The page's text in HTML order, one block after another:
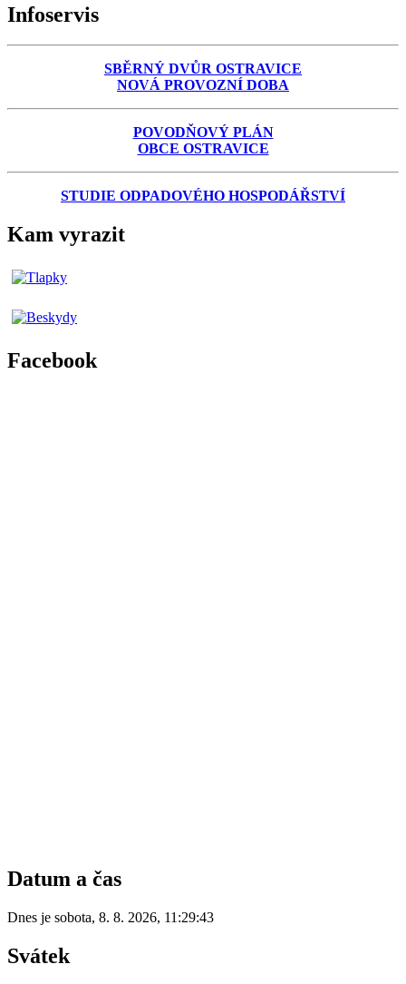
Infoservis
SBĚRNÝ DVŮR OSTRAVICE
NOVÁ PROVOZNÍ DOBA
POVODŇOVÝ PLÁN
OBCE OSTRAVICE
STUDIE ODPADOVÉHO HOSPODÁŘSTVÍ
Kam vyrazit
Facebook
Datum a čas
Dnes je sobota, 8. 8. 2026, 11:29:43
Svátek